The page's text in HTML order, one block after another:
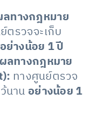
ทางกฎหมาย
ตรวจจะเก็บ
อย่างน้อย 1 ปี
ลทางกฎหมาย
ทางศูนย์ตรวจ
ว้นานอย่างน้อย 1